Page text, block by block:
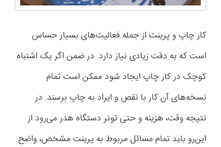
کار چاپ و پرینت از جمله فعالیت‌های بسیار حساس
است که به دقت زیادی نیاز دارد. در ضمن اگر یک اشتباه
کوچک در کار چاپ ایجاد شود ممکن است تمام
نسخه‌های آن کار با نقص و ایراد به چاپ برسند. در
نتیجه وقت، هزینه و حتی تونر دستگاه هدر می‌رود از
این‌رو باید تمام مسائل مربوط به پرینت مشخص، واضح